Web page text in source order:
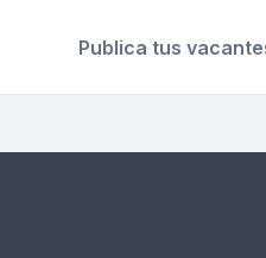
Publica tus